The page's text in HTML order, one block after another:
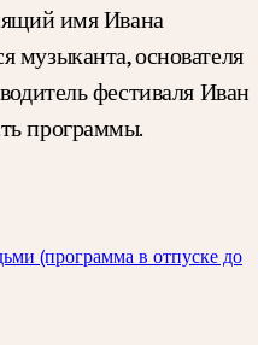
имя Ивана
основателя
фестиваля Иван
программы.
(программа в отпуске до